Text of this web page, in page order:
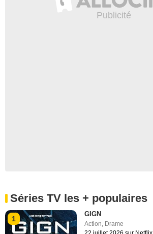
Séries TV les + populaires
1
GIGN
Action Drame